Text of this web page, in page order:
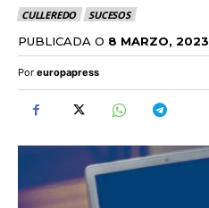
CULLEREDO SUCESOS
PUBLICADA O 8 MARZO, 2023
Por europapress